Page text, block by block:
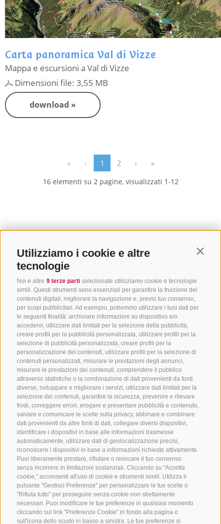
Utilizziamo i cookie e altre
tecnologie
Noi e altre 9 terze parti selezionate utilizziamo cookie e tecnologie
simili. Questi strumenti sono essenziali per garantire la fruizione dei
contenuti digitali, migliorare la navigazione e, previo tuo consenso,
per scopi pubblicitari. Ad esempio, potremmo utilizzare i tuoi dati per
le seguenti finalità: archiviare informazioni su dispositivo e/o
accedervi, utilizzare dati limitati per la selezione della pubblicità,
creare profili per la pubblicità personalizzata, utilizzare profili per la
selezione di pubblicità personalizzata, creare profili per la
personalizzazione dei contenuti, utilizzare profili per la selezione di
contenuti personalizzati, misurare le prestazioni degli annunci,
misurare le prestazioni dei contenuti, comprendere il pubblico
attraverso statistiche o la combinazione di dati provenienti da fonti
diverse, sviluppare e migliorare i servizi, utilizzare dati limitati per la
selezione dei contenuti, garantire la sicurezza, prevenire e rilevare
frodi, correggere errori, erogare e presentare pubblicità e contenuto,
salvare e comunicare le scelte sulla privacy, abbinare e combinare
dati provenienti da altre fonti di dati, collegare diversi dispositivi,
identificare i dispositivi in base alle informazioni trasmesse
automaticamente, utilizzare dati di geolocalizzazione precisi,
riconoscere i dispositivi in base a informazioni richieste attivamente.
Puoi liberamente prestare, rifiutare o revocare il tuo consenso
senza incorrere in limitazioni sostanziali. Cliccando su "Accetta
cookie," acconsenti all'uso di cookie e strumenti simili. Utilizza il
pulsante "Gestisci Preferenze" per personalizzare le tue scelte o
"Rifiuta tutto" per proseguire senza cookie non strettamente
necessari. Puoi modificare le tue preferenze in qualsiasi momento
cliccando sul link "Preferenze Cookie" in fondo alla pagina o
sull'icona dello scudo in basso a sinistra. Le tue preferenze si
Carta panoramica Val di Vizze
Mappa e escursioni a Val di Vizze
Dimensioni file: 3,55 MB
download »
« ‹ 1 2 › »
16 elementi su 2 pagine, visualizzati 1-12
CONTATTACI
+39 0472 765325/+39 0472 760608/+39 0472
632372
info@sterzing-ratschings.it
NEWSLETTER
Rimani aggiornato sulle nostre offerte